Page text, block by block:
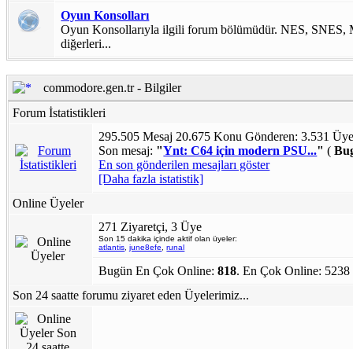
Oyun Konsolları
Oyun Konsollarıyla ilgili forum bölümüdür. NES, SNES,
diğerleri...
commodore.gen.tr - Bilgiler
Forum İstatistikleri
295.505 Mesaj 20.675 Konu Gönderen: 3.531
Son mesaj: "Ynt: C64 için modern PSU..." (
En son gönderilen mesajları göster
[Daha fazla istatistik]
Online Üyeler
271 Ziyaretçi, 3 Üye
Son 15 dakika içinde aktif olan üyeler:
atlantis,june8efe,runal
Bugün En Çok Online:818. En Çok Online:
Son 24 saatte forumu ziyaret eden Üyelerimiz...